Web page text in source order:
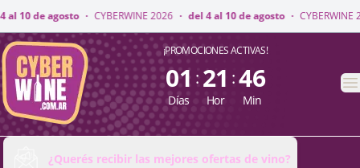
2026 · del 4 al 10 de agosto · CYBERWINE 2026 · del 4 al 10 de agosto
CyberWine ¡PROMOCIONES ACTIVAS!
01
Días
: 21
Hor
:46
Min
¿Querés recibir las mejores ofertas de vino?